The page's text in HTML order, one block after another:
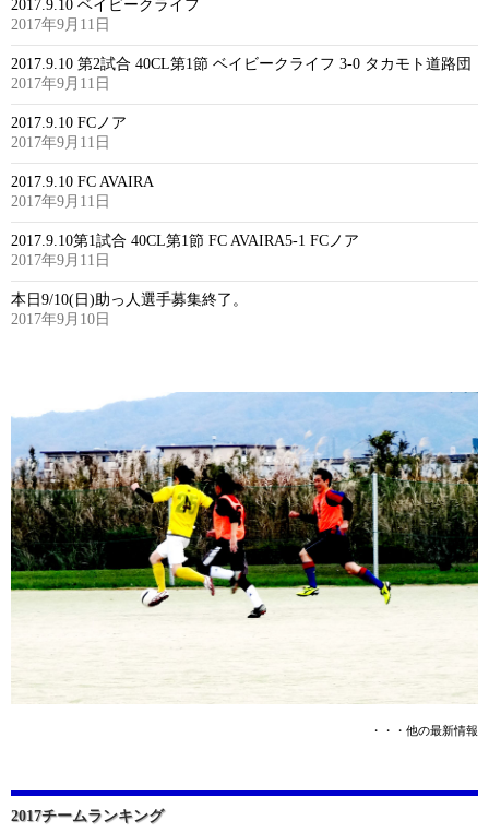
2017.9.10 ベイビークライフ
2017年9月11日
2017.9.10 第2試合 40CL第1節 ベイビークライフ 3-0 タカモト道路団
2017年9月11日
2017.9.10 FCノア
2017年9月11日
2017.9.10 FC AVAIRA
2017年9月11日
2017.9.10第1試合 40CL第1節 FC AVAIRA5-1 FCノア
2017年9月11日
本日9/10(日)助っ人選手募集終了。
2017年9月10日
・・・他の最新情報
2017チームランキング